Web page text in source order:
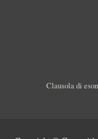
Clausola di